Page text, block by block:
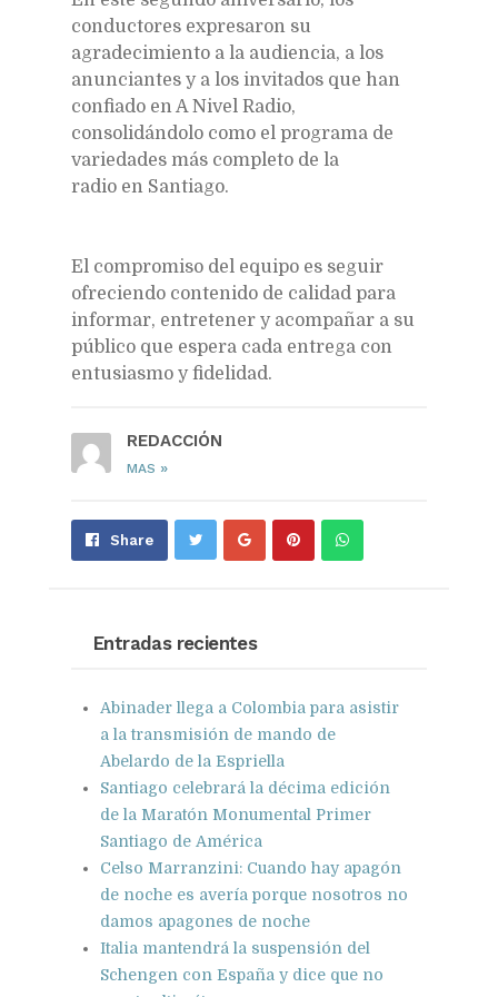
conductores expresaron su
agradecimiento a la audiencia, a los
anunciantes y a los invitados que han
confiado en A Nivel Radio,
consolidándolo como el programa de
variedades más completo de la
radio en Santiago.
El compromiso del equipo es seguir
ofreciendo contenido de calidad para
informar, entretener y acompañar a su
público que espera cada entrega con
entusiasmo y fidelidad.
REDACCIÓN
MAS »
Share Share Pin Send
Entradas recientes
Abinader llega a Colombia para asistir
a la transmisión de mando de
Abelardo de la Espriella
Santiago celebrará la décima edición
de la Maratón Monumental Primer
Santiago de América
Celso Marranzini: Cuando hay apagón
de noche es avería porque nosotros no
damos apagones de noche
Italia mantendrá la suspensión del
Schengen con España y dice que no